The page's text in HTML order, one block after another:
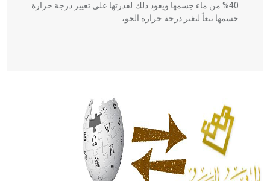
40% من ماء جسمها ويعود ذلك لقدرتها على تغيير درجة حرارة
جسمها تبعاً لتغير درجة حرارة الجو،
الحكم، الأدلة، تنظيم التغذية، ورسالته في جروح الرأس. ويعود
له الفضل بأنه حرر الطب من الدين والفلسفة.
- هل تعلم أن المرجان إفراز حيواني يتكون في البحر ويتركب